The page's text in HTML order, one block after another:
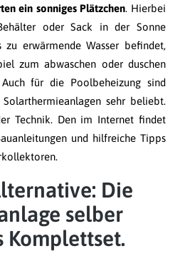
ein sonniges Plätzchen. Hierbei
oder Sack in der Sonne
erwärmende Wasser befindet,
zum abwaschen oder duschen
für die Poolbeheizung sind
sehr beliebt.
Technik. Den im Internet findet
und hilfreiche Tipps
Die
selber
Komplettset.